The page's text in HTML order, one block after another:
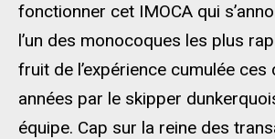
fonctionner cet IMOCA qui
l’un des monocoques les plus
fruit de l’expérience cumulée ces
années par le skipper
équipe. Cap sur la reine des